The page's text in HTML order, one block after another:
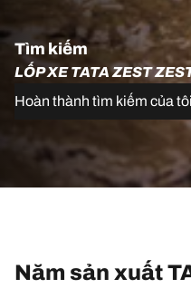
Tìm kiếm
LỐP XE TATA ZEST
Hoàn thành tìm kiếm của tôi
Năm sản xuất